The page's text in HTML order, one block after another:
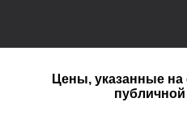
Цены, указанные на